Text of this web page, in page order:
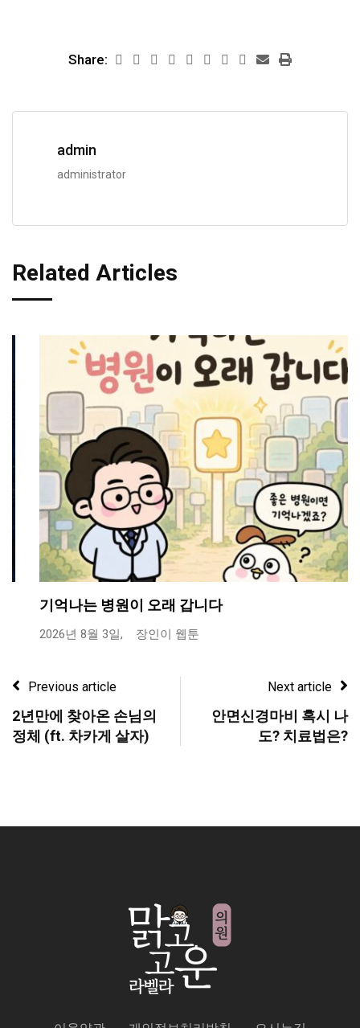
Share:
admin
administrator
Related Articles
기억나는 병원이 오래 갑니다
2026년 8월 3일, 장인이 웹툰
Previous article
2년만에 찾아온 손님의
정체 (ft. 차카게 살자)
Next article
안면신경마비 혹시 나
도? 치료법은?